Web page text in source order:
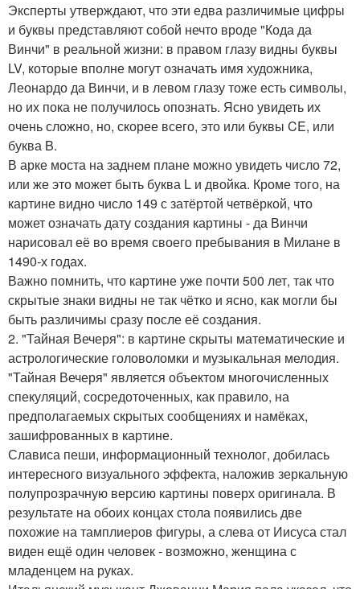
Эксперты утверждают, что эти едва различимые цифры
и буквы представляют собой нечто вроде "Кода да
Винчи" в реальной жизни: в правом глазу видны буквы
LV, которые вполне могут означать имя художника,
Леонардо да Винчи, и в левом глазу тоже есть символы,
но их пока не получилось опознать. Ясно увидеть их
очень сложно, но, скорее всего, это или буквы CE, или
буква B.
В арке моста на заднем плане можно увидеть число 72,
или же это может быть буква L и двойка. Кроме того, на
картине видно число 149 с затёртой четвёркой, что
может означать дату создания картины - да Винчи
нарисовал её во время своего пребывания в Милане в
1490-х годах.
Важно помнить, что картине уже почти 500 лет, так что
скрытые знаки видны не так чётко и ясно, как могли бы
быть различимы сразу после её создания.
2. "Тайная Вечеря": в картине скрыты математические и
астрологические головоломки и музыкальная мелодия.
"Тайная Вечеря" является объектом многочисленных
спекуляций, сосредоточенных, как правило, на
предполагаемых скрытых сообщениях и намёках,
зашифрованных в картине.
Слависа пеши, информационный технолог, добилась
интересного визуального эффекта, наложив зеркальную
полупрозрачную версию картины поверх оригинала. В
результате на обоих концах стола появились две
похожие на тамплиеров фигуры, а слева от Иисуса стал
виден ещё один человек - возможно, женщина с
младенцем на руках.